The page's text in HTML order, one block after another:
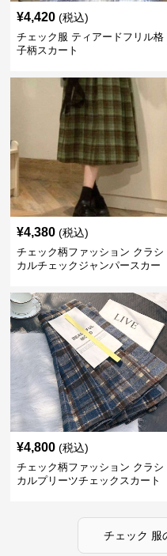
¥4,420 (税込)
チェック服 ティアードフリル格
子柄スカート
¥4,380 (税込)
チェック柄ファッション クラシ
カルチェックジャンパースカー
¥4,800 (税込)
チェック柄ファッション クラシ
カルプリーツチェックスカート
チェック 服